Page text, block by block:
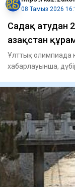
08 Тамыз 2026
Садақ атудан
Қазақстан
Ұлттық олимпиада
хабарлауынша,